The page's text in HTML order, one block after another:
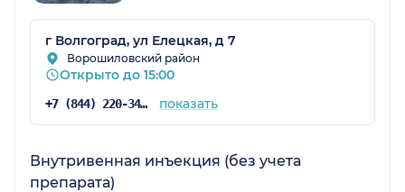
г Волгоград, ул Елецкая, д 7
Ворошиловский район
Открыто до 15:00
+7 (844) 220-34-00 показать
Внутривенная инъекция (без учета
препарата)